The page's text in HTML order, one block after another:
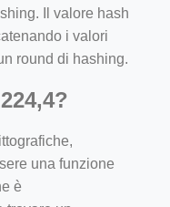
Il valore hash
i valori
round di hashing.
una funzione
è